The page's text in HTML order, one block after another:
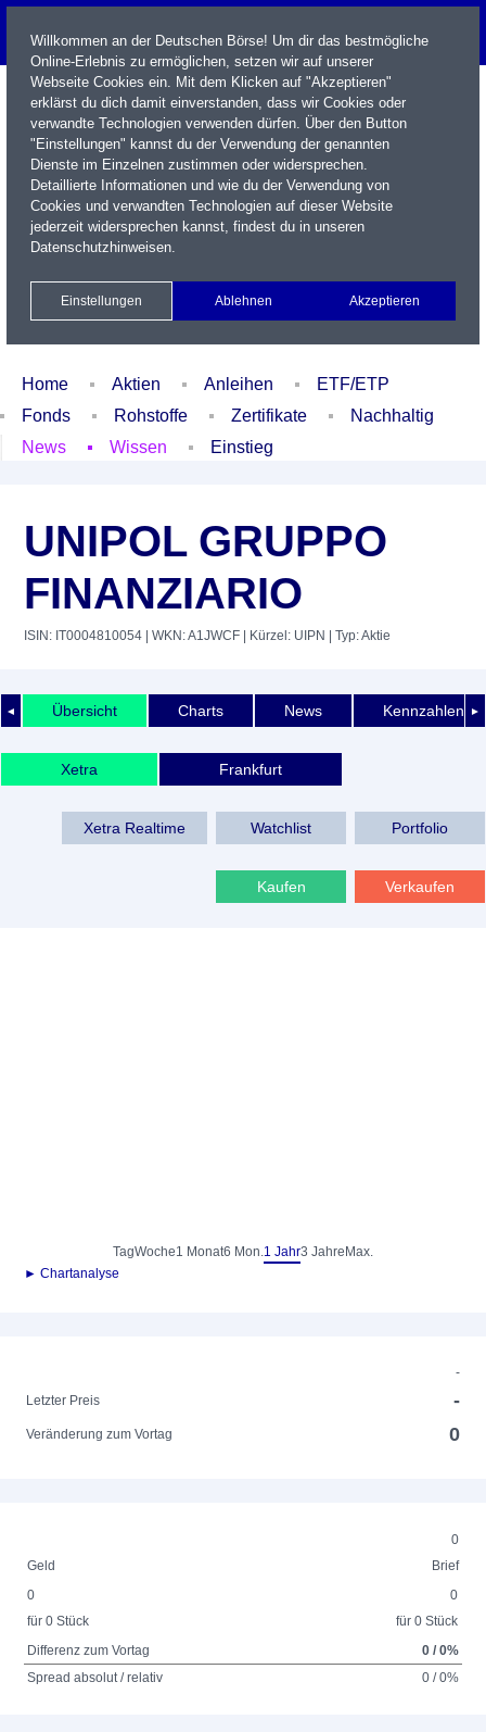
Name / WKN / ISIN / Kürzel
Xetra Realtime
Watchlist Portfolio Login
Home Aktien Anleihen
ETF/ETP
Fonds
Rohstoffe Zertifikate
Nachhaltig
News
Wissen Einstieg
UNIPOL GRUPPO
FINANZIARIO
ISIN: IT0004810054 | WKN: A1JWCF | Kürzel: UIPN | Typ: Aktie
◄ ►
Übersicht Charts News Kennzahlen
Xetra Frankfurt
Xetra Realtime Watchlist Portfolio
Kaufen Verkaufen
TagWoche1 Monat6 Mon.1 Jahr3 Jahre Max.
► Chartanalyse
-
Letzter Preis
-
Veränderung zum Vortag 0
0
Geld
Brief
0
für 0 Stück
0
für 0 Stück
Differenz zum Vortag
0 / 0%
Spread absolut / relativ
0 / 0%
Willkommen an der Deutschen Börse! Um dir das bestmögliche
Online-Erlebnis zu ermöglichen, setzen wir auf unserer
Webseite Cookies ein. Mit dem Klicken auf "Akzeptieren"
erklärst du dich damit einverstanden, dass wir Cookies oder
verwandte Technologien verwenden dürfen. Über den Button
"Einstellungen" kannst du der Verwendung der genannten
Dienste im Einzelnen zustimmen oder widersprechen.
Detaillierte Informationen und wie du der Verwendung von
Cookies und verwandten Technologien auf dieser Website
jederzeit widersprechen kannst, findest du in unseren
Datenschutzhinweisen.
Einstellungen Ablehnen Akzeptieren